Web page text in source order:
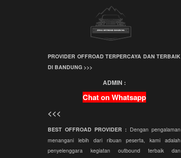
Employee Gathering
Company Gathering
Team Building
Offroad Amazing
Wisata Bandung
Offroad
Paintball
Paket Offroad
Bandung
PROVIDER OFFROAD TERPERCAYA DAN TERBAIK
DI BANDUNG >>>
ADMIN :
Chat on Whatsapp
<<<
BEST OFFROAD PROVIDER : Dengan pengalaman
menangani lebih dari ribuan peserta, kami adalah
penyelenggara kegiatan outbound terbaik dan